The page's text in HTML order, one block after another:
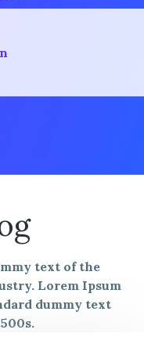
text of the
Lorem Ipsum
dummy text